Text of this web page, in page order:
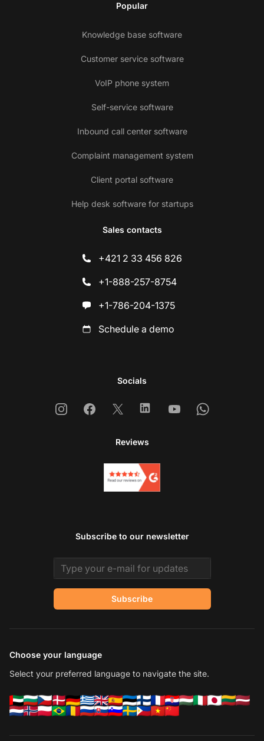
Popular
Knowledge base software
Customer service software
VoIP phone system
Self-service software
Inbound call center software
Complaint management system
Client portal software
Help desk software for startups
Sales contacts
+421 2 33 456 826
+1-888-257-8754
+1-786-204-1375
Schedule a demo
Socials
InstagramFacebook
X LinkedinYoutubeWhatsapp
Reviews
Subscribe to our newsletter
Email address
Subscribe
Choose your language
Select your preferred language to navigate the site.